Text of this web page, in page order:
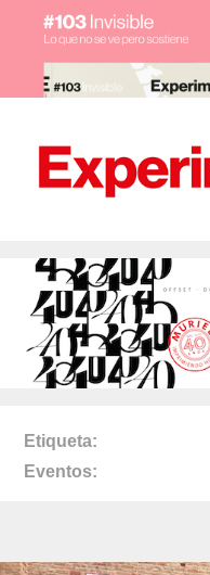
Etiqueta
Eventos